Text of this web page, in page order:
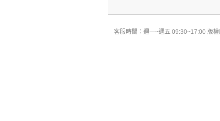
客服時間：週一~週五 09:30~17:00 版